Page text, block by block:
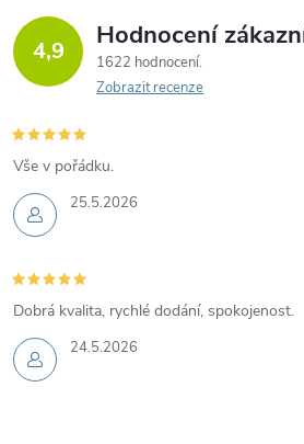
4,9 Hodnocení
1622 hodnocení
Zobrazit recenze
25.5.2026
Vše v pořádku.
24.5.2026
Dobrá kvalita, rychlé dodání, spokojenost.